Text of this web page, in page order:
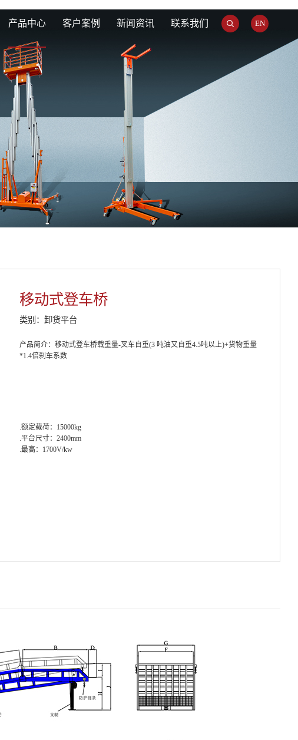
产品中心 客户案例 新闻资讯 联系我们 EN
移动式登车桥
类别：卸货平台
产品简介：移动式登车桥载重量-叉车自重(3 吨油又自重4.5吨以上)+货物重量
*1.4倍刹车系数
.额定载荷：15000kg
.平台尺寸：2400mm
.最高：1700V/kw